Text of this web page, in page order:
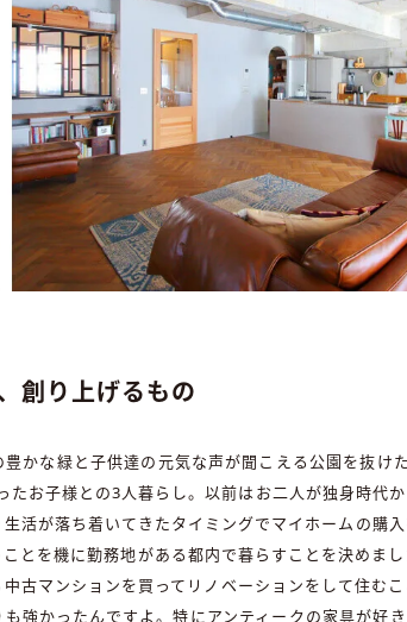
創り上げるもの
かな緑と子供達の元気な声が聞こえる公園を抜け
お子様との3人暮らし。以前はお二人が独身時代
活が落ち着いてきたタイミングでマイホームの購
とを機に勤務地がある都内で暮らすことを決めま
古マンションを買ってリノベーションをして住む
強かったんですよ。特にアンティークの家具が好